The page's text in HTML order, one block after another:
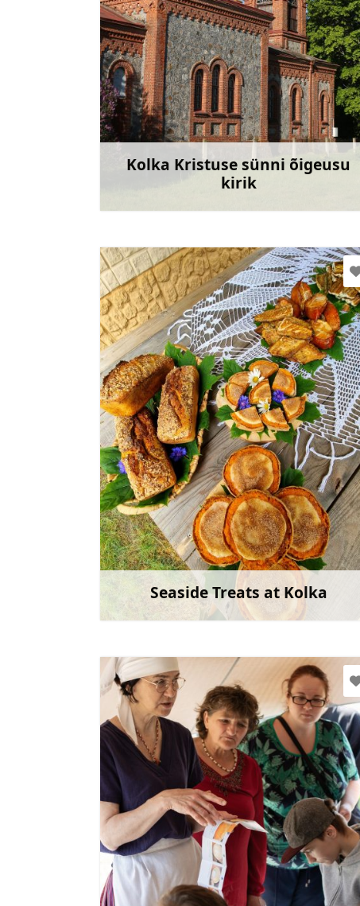
Kolka Kristuse sünni õigeusu
kirik
+371 22070152
Seaside Treats at Kolka
+371 28268665
Mine
Rohkem teavet